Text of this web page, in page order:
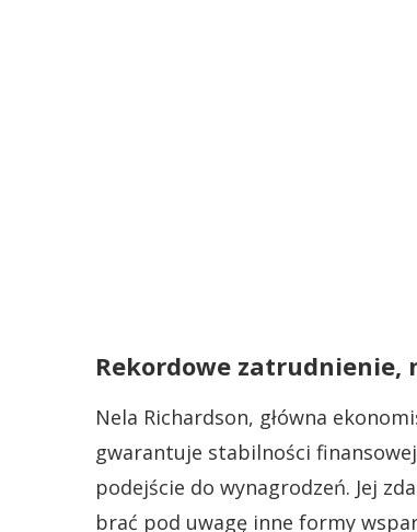
Rekordowe zatrudnienie,
Nela Richardson, główna
gwarantuje stabilności
podejście do wynagrodzeń. Jej
brać pod uwagę inne formy